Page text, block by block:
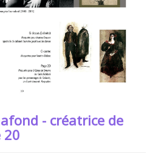
- créatrice de
20